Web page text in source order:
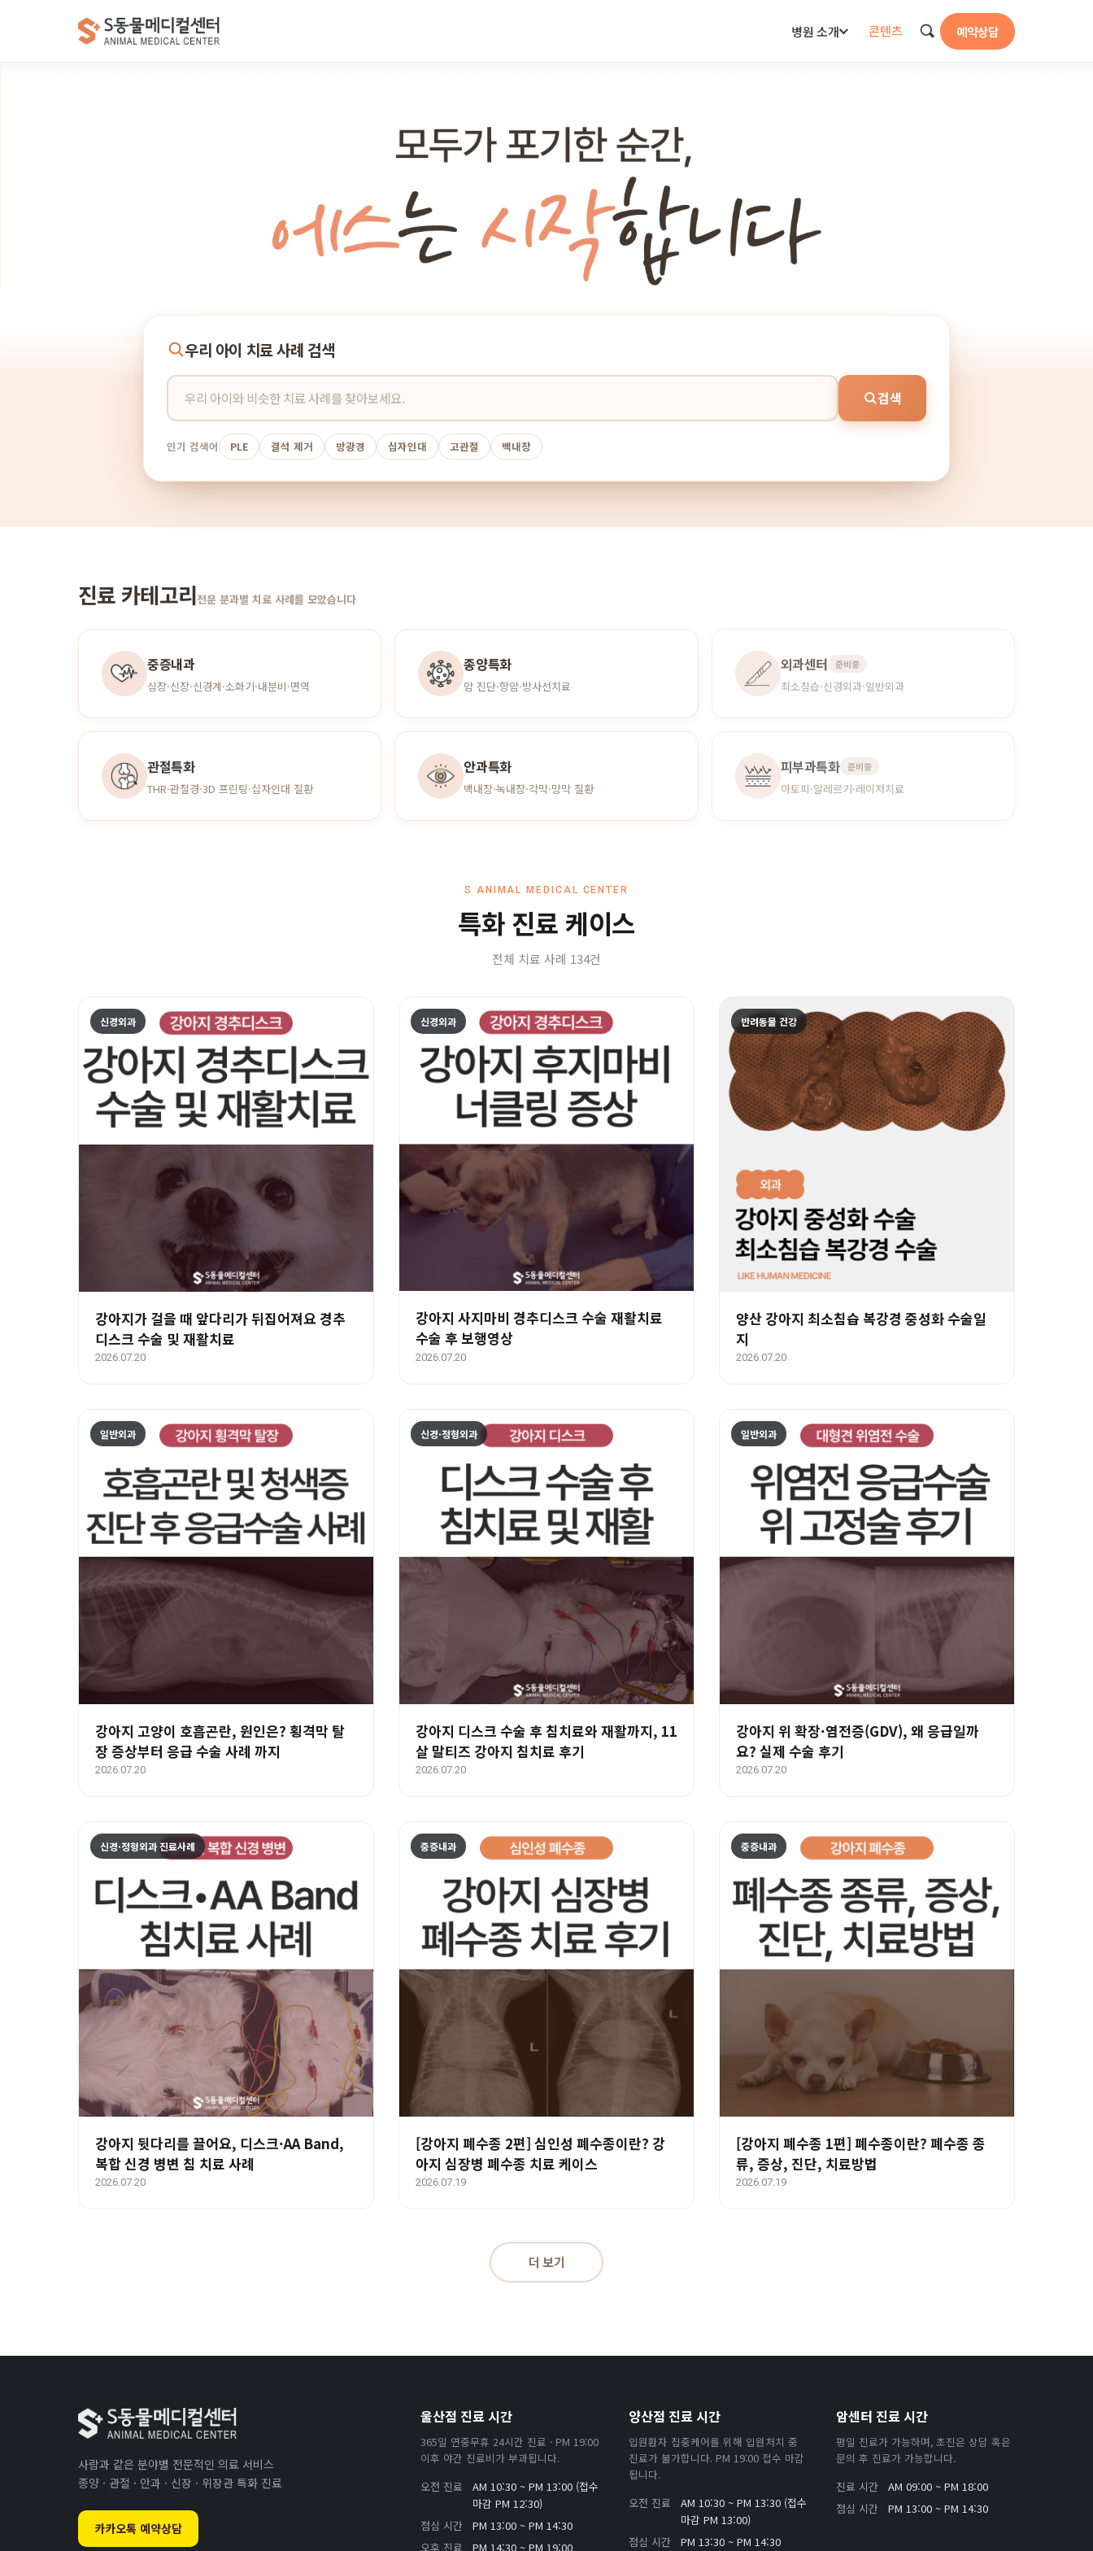
병원 소개 콘텐츠 예약상담
우리 아이 치료 사례 검색
검색
인기 검색어 PLE 결석 제거 방광경 십자인대 고관절 백내장
진료 카테고리전문 분과별 치료 사례를 모았습니다
중증내과
심장·신장·신경계·소화기·내분비·면역
종양특화
암 진단·항암·방사선치료
외과센터 준비중
최소침습·신경외과·일반외과
관절특화
THR·관절경·3D 프린팅·십자인대 질환
안과특화
백내장·녹내장·각막·망막 질환
피부과특화 준비중
아토피·알레르기·레이저치료
S ANIMAL MEDICAL CENTER
특화 진료 케이스
전체 치료 사례 134건
신경외과
강아지가 걸을 때 앞다리가 뒤집어져요 경추
디스크 수술 및 재활치료
2026.07.20
신경외과
강아지 사지마비 경추디스크 수술 재활치료
수술 후 보행영상
2026.07.20
반려동물 건강
양산 강아지 최소침습 복강경 중성화 수술일
지
2026.07.20
일반외과
강아지 고양이 호흡곤란, 원인은? 횡격막 탈
장 증상부터 응급 수술 사례 까지
2026.07.20
신경·정형외과
강아지 디스크 수술 후 침치료와 재활까지, 11
살 말티즈 강아지 침치료 후기
2026.07.20
일반외과
강아지 위 확장·염전증(GDV), 왜 응급일까
요? 실제 수술 후기
2026.07.20
신경·정형외과 진료사례
강아지 뒷다리를 끌어요, 디스크·AA Band,
복합 신경 병변 침 치료 사례
2026.07.20
중증내과
[강아지 폐수종 2편] 심인성 폐수종이란? 강
아지 심장병 폐수종 치료 케이스
2026.07.19
중증내과
[강아지 폐수종 1편] 폐수종이란? 폐수종 종
류, 증상, 진단, 치료방법
2026.07.19
더 보기
사람과 같은 분야별 전문적인 의료 서비스
종양 · 관절 · 안과 · 신장 · 위장관 특화 진료
카카오톡 예약상담
울산점 진료 시간
365일 연중무휴 24시간 진료 · PM 19:00
이후 야간 진료비가 부과됩니다.
오전 진료
AM 10:30 ~ PM 13:00 (접수
마감 PM 12:30)
점심 시간
PM 13:00 ~ PM 14:30
오후 진료
PM 14:30 ~ PM 19:00
양산점 진료 시간
입원환자 집중케어를 위해 입원처치 중
진료가 불가합니다. PM 19:00 접수 마감
됩니다.
오전 진료
AM 10:30 ~ PM 13:30 (접수
마감 PM 13:00)
점심 시간
PM 13:30 ~ PM 14:30
암센터 진료 시간
평일 진료가 가능하며, 초진은 상담 혹은
문의 후 진료가 가능합니다.
진료 시간
AM 09:00 ~ PM 18:00
점심 시간
PM 13:00 ~ PM 14:30